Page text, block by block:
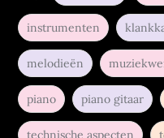
instrumenten
melodieën
piano piano gitaar
technische aspecten